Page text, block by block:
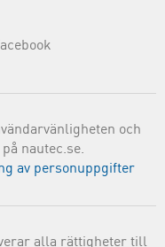
och
nautec.se.
av personuppgifter
alla rättigheter till